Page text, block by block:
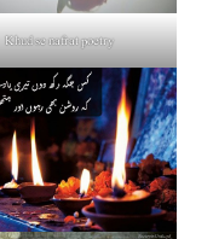
Khud se nafrat poetry